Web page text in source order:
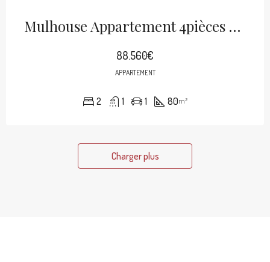
Mulhouse Appartement 4pièces De 80m² Balcons Cave Et Garage
88.560€
APPARTEMENT
2 1 1 80m²
Charger plus